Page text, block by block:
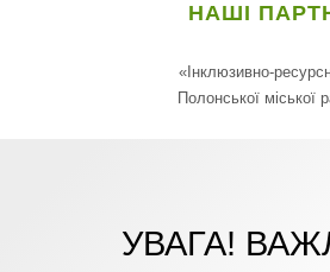
НАШІ
«Інклюзивно-
Полонської міської
УВАГА!